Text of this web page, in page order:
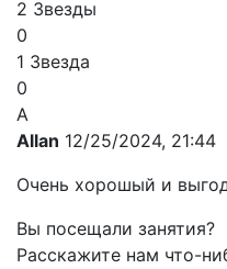
2 Звезды
0
1 Звезда
0
A
Allan 12/25/2024, 21:44
Очень хорошый и
Вы посещали занятия?
Расскажите нам что-